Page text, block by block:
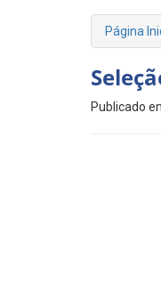
Página
Publicado